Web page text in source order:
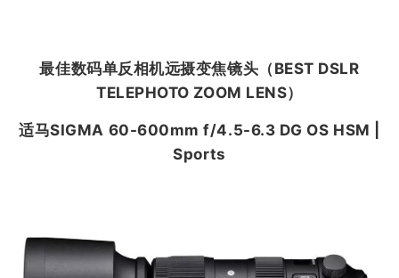
最佳数码单反相机远摄变焦镜头（ BEST DSLR
TELEPHOTO ZOOM LENS）
适马SIGMA 60-600mm f/4.5-6.3 DG OS HSM |
Sports